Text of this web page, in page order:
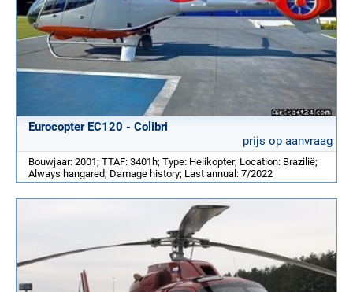
Eurocopter EC120 - Colibri
prijs op aanvraag
Bouwjaar: 2001; TTAF: 3401h; Type: Helikopter; Location: Brazilië;
Always hangared, Damage history; Last annual: 7/2022